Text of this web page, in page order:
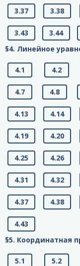
3.37 3.38
3.43 3.44
§4. Линейное
4.1 4.2
4.7 4.8
4.13 4.14
4.19 4.20
4.25 4.26
4.31 4.32
4.37 4.38
4.43
§5. Координатная
5.1 5.2